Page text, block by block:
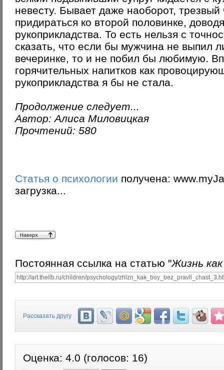
невесту. Бывает даже наоборот, трезвый
придираться ко второй половинке,
рукоприкладства. То есть нельзя с
сказать, что если бы мужчина не выпил
вечеринке, то и не побил бы любимую.
горячительных напитков как
рукоприкладства я бы не стала.
Продолжение следует...
Автор: Алиса Миловицкая
Прочтений: 580
Статья о психологии получена:
загрузка...
Постоянная ссылка на статью "Жизнь
Рассказать другу
Оценка: 4.0 (голосов: 16)